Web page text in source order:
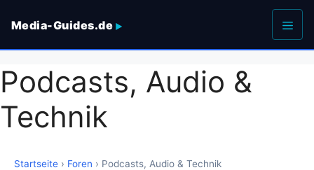
Inhalt
Media-Guides.de
Menü
Podcasts, Audio &
Technik
Startseite › Foren › Podcasts, Audio & Technik